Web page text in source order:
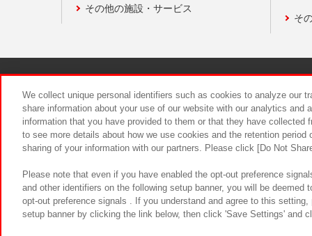
その他の施設・サービス
そ
食品のご
We collect unique personal identifiers such as cookies to analyze our
share information about your use of our website with our analytics and
information that you have provided to them or that they have
to see more details about how we use cookies and the retention
sharing of your information with our partners. Please click [Do Not
Please note that even if you have enabled the opt-out preference
and other identifiers on the following setup banner, you will be
opt-out preference signals . If you understand and agree to this
setup banner by clicking the link below, then click 'Save Settings' and